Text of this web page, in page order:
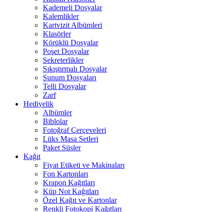
Kademeli Dosyalar
Kalemlikler
Kartvizit Albümleri
Klasörler
Körüklü Dosyalar
Poşet Dosyalar
Sekreterlikler
Sıkıştırmalı Dosyalar
Sunum Dosyaları
Telli Dosyalar
Zarf
Hediyelik
Albümler
Biblolar
Fotoğraf Çerçeveleri
Lüks Masa Setleri
Paket Süsler
Kağıt
Fiyat Etiketi ve Makinaları
Fon Kartonları
Krapon Kağıtları
Küp Not Kağıtları
Özel Kağıt ve Kartonlar
Renkli Fotokopi Kağıtları